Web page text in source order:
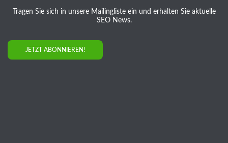
Tragen Sie sich in unsere Mailingliste ein und erhalten Sie aktuelle
SEO News.
JETZT ABONNIEREN!